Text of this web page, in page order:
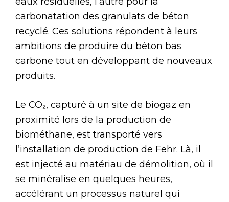
carbonatation des granulats de béton
recyclé. Ces solutions répondent à leurs
ambitions de produire du béton bas
carbone tout en développant de nouveaux
produits.
Le CO₂, capturé à un site de biogaz en
proximité lors de la production de
biométhane, est transporté vers
l’installation de production de Fehr. Là, il
est injecté au matériau de démolition, où il
se minéralise en quelques heures,
accélérant un processus naturel qui